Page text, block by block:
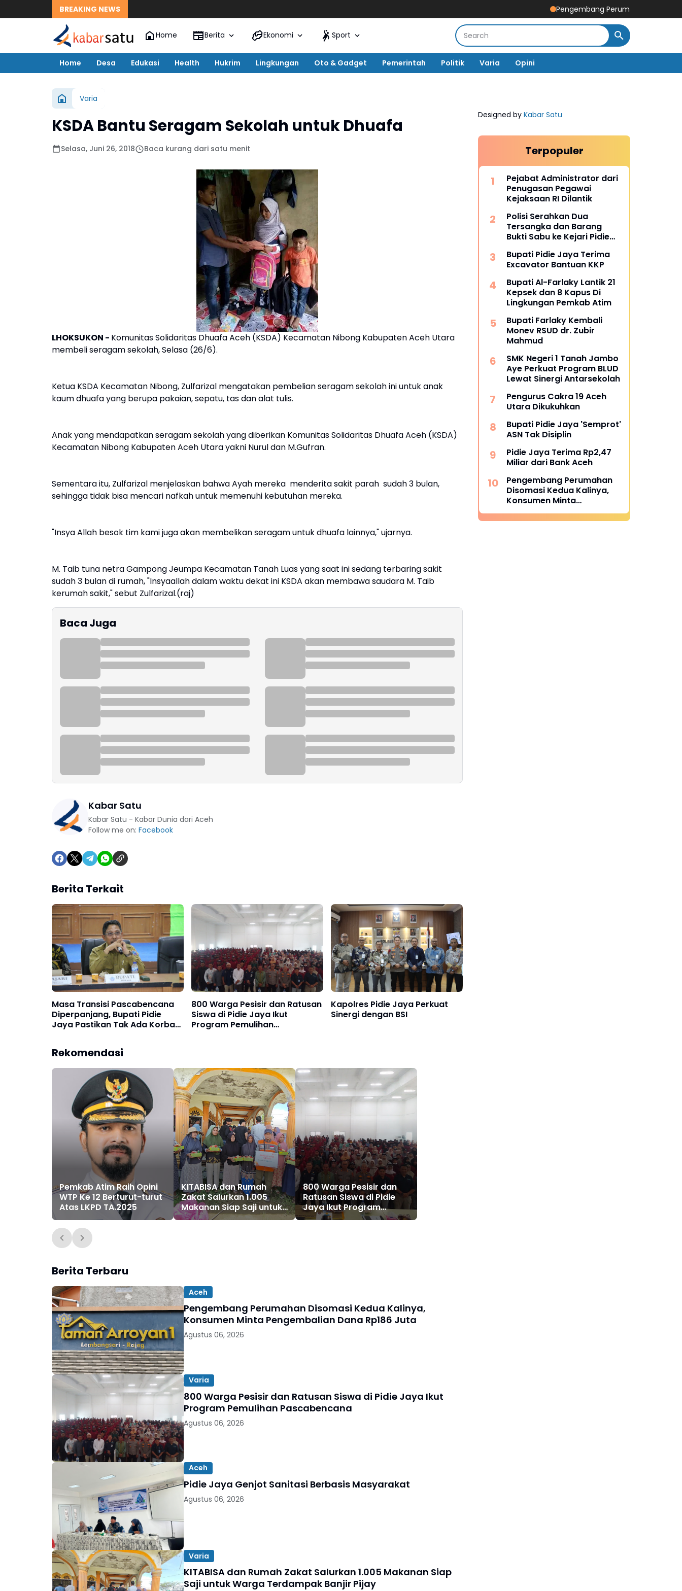
BREAKING NEWS Pengembang Perumahan Disomasi Kedua
Home Berita Ekonomi Sport
Home Desa Edukasi Health Hukrim Lingkungan Oto & Gadget Pemerintah Politik Varia Opini
Varia
KSDA Bantu Seragam Sekolah untuk Dhuafa
Selasa, Juni 26, 2018 Baca kurang dari satu menit
LHOKSUKON - Komunitas Solidaritas Dhuafa Aceh (KSDA) Kecamatan Nibong Kabupaten Aceh Utara
membeli seragam sekolah, Selasa (26/6).
Ketua KSDA Kecamatan Nibong, Zulfarizal mengatakan pembelian seragam sekolah ini untuk anak
kaum dhuafa yang berupa pakaian, sepatu, tas dan alat tulis.
Anak yang mendapatkan seragam sekolah yang diberikan Komunitas Solidaritas Dhuafa Aceh (KSDA)
Kecamatan Nibong Kabupaten Aceh Utara yakni Nurul dan M.Gufran.
Sementara itu, Zulfarizal menjelaskan bahwa Ayah mereka menderita sakit parah sudah 3 bulan,
sehingga tidak bisa mencari nafkah untuk memenuhi kebutuhan mereka.
"Insya Allah besok tim kami juga akan membelikan seragam untuk dhuafa lainnya," ujarnya.
M. Taib tuna netra Gampong Jeumpa Kecamatan Tanah Luas yang saat ini sedang terbaring sakit
sudah 3 bulan di rumah, "Insyaallah dalam waktu dekat ini KSDA akan membawa saudara M. Taib
kerumah sakit," sebut Zulfarizal.(raj)
Baca Juga
Kabar Satu
Kabar Satu - Kabar Dunia dari Aceh
Follow me on: Facebook
Berita Terkait
Masa Transisi Pascabencana
Diperpanjang, Bupati Pidie
Jaya Pastikan Tak Ada Korban
800 Warga Pesisir dan Ratusan
Siswa di Pidie Jaya Ikut
Program Pemulihan
Kapolres Pidie Jaya Perkuat
Sinergi dengan BSI
Rekomendasi
Pemkab Atim Raih Opini
WTP Ke 12 Berturut-turut
Atas LKPD TA.2025
KITABISA dan Rumah
Zakat Salurkan 1.005
Makanan Siap Saji untuk
Warga Terdampak Banjir
800 Warga Pesisir dan
Ratusan Siswa di Pidie
Jaya Ikut Program
Pemulihan
Berita Terbaru
Aceh
Pengembang Perumahan Disomasi Kedua Kalinya,
Konsumen Minta Pengembalian Dana Rp186 Juta
Agustus 06, 2026
Varia
800 Warga Pesisir dan Ratusan Siswa di Pidie Jaya Ikut
Program Pemulihan Pascabencana
Agustus 06, 2026
Aceh
Pidie Jaya Genjot Sanitasi Berbasis Masyarakat
Agustus 06, 2026
Varia
KITABISA dan Rumah Zakat Salurkan 1.005 Makanan Siap
Saji untuk Warga Terdampak Banjir Pijay
Designed by Kabar Satu
Terpopuler
Pejabat Administrator dari
Penugasan Pegawai
Kejaksaan RI Dilantik
Polisi Serahkan Dua
Tersangka dan Barang
Bukti Sabu ke Kejari Pidie
Bupati Pidie Jaya Terima
Excavator Bantuan KKP
Bupati Al-Farlaky Lantik 21
Kepsek dan 8 Kapus Di
Lingkungan Pemkab Atim
Bupati Farlaky Kembali
Monev RSUD dr. Zubir
Mahmud
SMK Negeri 1 Tanah Jambo
Aye Perkuat Program BLUD
Lewat Sinergi Antarsekolah
Pengurus Cakra 19 Aceh
Utara Dikukuhkan
Bupati Pidie Jaya 'Semprot'
ASN Tak Disiplin
Pidie Jaya Terima Rp2,47
Miliar dari Bank Aceh
Pengembang Perumahan
Disomasi Kedua Kalinya,
Konsumen Minta
Pengembalian Dana Rp186
Juta